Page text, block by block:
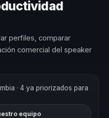
perfiles, comparar
comercial del speaker
· 4 ya priorizados para
equipo